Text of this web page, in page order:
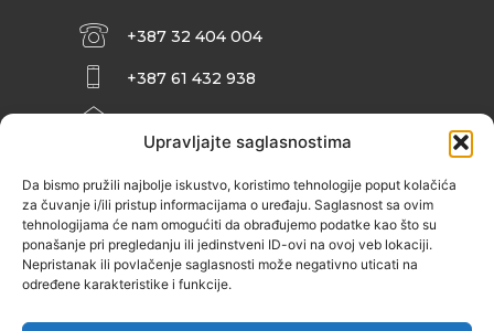
Upravljajte saglasnostima
Da bismo pružili najbolje iskustvo, koristimo tehnologije poput kolačića
za čuvanje i/ili pristup informacijama o uređaju. Saglasnost sa ovim
tehnologijama će nam omogućiti da obrađujemo podatke kao što su
ponašanje pri pregledanju ili jedinstveni ID-ovi na ovoj veb lokaciji.
Nepristanak ili povlačenje saglasnosti može negativno uticati na
određene karakteristike i funkcije.
+387 32 404 004
+387 61 432 938
ZENIČANKA, 3. SPRAT), 72000 ZENICA